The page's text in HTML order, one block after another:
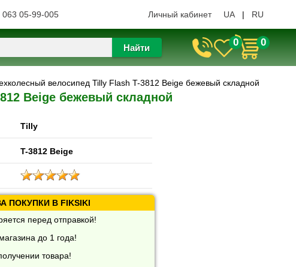
063 05-99-005 Личный кабинет UA | RU
Найти 0 0
велосипед Tilly Flash T-3812 Beige бежевый складной
Beige бежевый складной
Tilly
T-3812 Beige
ПОКУПКИ В FIKSIKI
перед отправкой!
до 1 года!
товара!